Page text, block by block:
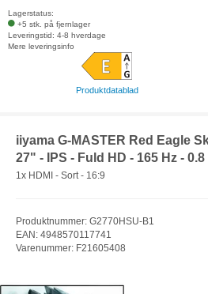
Lagerstatus:
+5 stk. på fjernlager
Leveringstid: 4-8 hverdage
Mere leveringsinfo
Produktdatablad
iiyama G-MASTER Red Eagle
27" - IPS - Fuld HD - 165 Hz -
1x HDMI - Sort - 16:9
Produktnummer: G2770HSU-B1
EAN: 4948570117741
Varenummer: F21605408